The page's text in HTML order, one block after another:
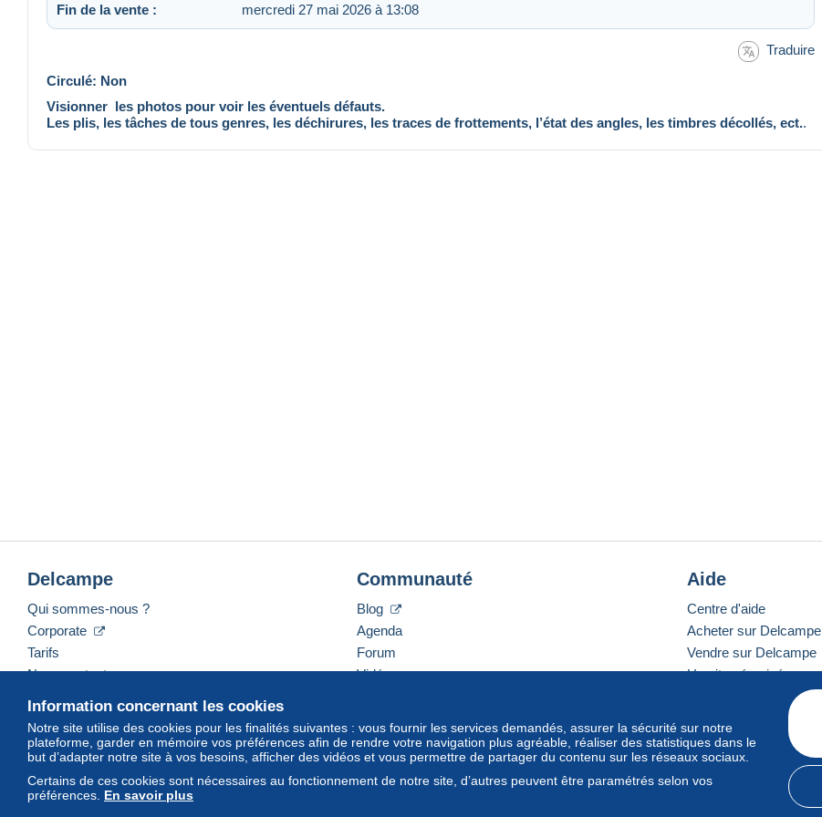
Fin de la vente : mercredi 27 mai 2026 à 13:08
Traduire
Circulé: Non
Visionner les photos pour voir les éventuels défauts.
Les plis, les tâches de tous genres, les déchirures, les traces de frottements, l’état des angles, les timbres décollés, ect..
Information concernant les cookies
Notre site utilise des cookies pour les finalités suivantes : vous fournir les services demandés, assurer la sécurité sur notre
plateforme, garder en mémoire vos préférences afin de rendre votre navigation plus agréable, réaliser des statistiques dans le
but d’adapter notre site à vos besoins, afficher des vidéos et vous permettre de partager du contenu sur les réseaux sociaux.
Certains de ces cookies sont nécessaires au fonctionnement de notre site, d’autres peuvent être paramétrés selon vos
préférences. En savoir plus
Delcampe
Qui sommes-nous ?
Corporate
Tarifs
Nous contacter
Communauté
Blog
Agenda
Forum
Vidéos
Aide
Centre d'aide
Acheter sur Delcampe
Vendre sur Delcampe
Un site sécurisé
Français USD America/Indiana/Vevay Mode standard
© Delcampe International srl. Tous droits réservés.